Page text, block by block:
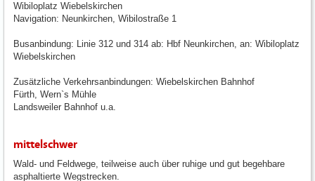
Wibiloplatz Wiebelskirchen
Navigation: Neunkirchen, Wibilostraße 1
Busanbindung: Linie 312 und 314 ab: Hbf Neunkirchen, an: Wibiloplatz
Wiebelskirchen
Zusätzliche Verkehrsanbindungen: Wiebelskirchen Bahnhof
Fürth, Wern`s Mühle
Landsweiler Bahnhof u.a.
mittelschwer
Wald- und Feldwege, teilweise auch über ruhige und gut begehbare
asphaltierte Wegstrecken.